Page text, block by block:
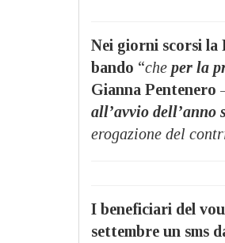
Nei giorni scorsi la
bando “che per la
Gianna Pentenero
all’avvio dell’anno
erogazione del
I beneficiari del
settembre un sms